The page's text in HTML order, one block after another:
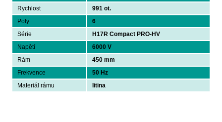
Rychlost
991 ot.
Poly
6
Série
H17R Compact PRO-HV
Napětí
6000 V
Rám
450 mm
Frekvence
50 Hz
Materiál rámu
litina